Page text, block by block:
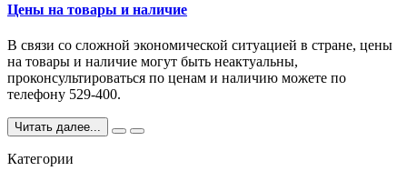
Цены на товары и наличие
В связи со сложной экономической ситуацией в стране, цены
на товары и наличие могут быть неактуальны,
проконсультироваться по ценам и наличию можете по
телефону 529-400.
Читать далее...
Категории